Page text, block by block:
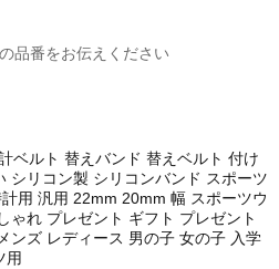
品番をお伝えください
ベルト 替えバンド 替えベルト 付け
シリコン製 シリコンバンド スポーツ
用 汎用 22mm 20mm 幅 スポーツウ
ゃれ プレゼント ギフト プレゼント
ンズ レディース 男の子 女の子 入学
用